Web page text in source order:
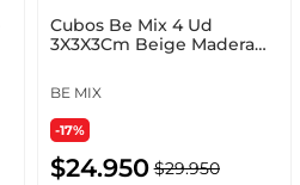
Cubos Be Mix 4 Ud
3X3X3Cm Beige Madera
BE MIX
-17%
$24.950 $29.950